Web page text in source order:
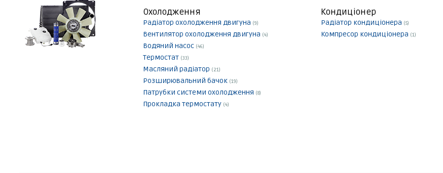
Охолодження
Радіатор охолодження двигуна (9)
Вентилятор охолодження двигуна (4)
Водяний насос (46)
Термостат (33)
Масляний радіатор (21)
Розширювальний бачок (19)
Патрубки системи охолодження (8)
Прокладка термостату (4)
Кондиціонер
Радіатор кондиціонера (5)
Компресор кондиціонера (1)